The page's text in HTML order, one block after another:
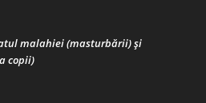
malahiei (masturbării) şi
copii)